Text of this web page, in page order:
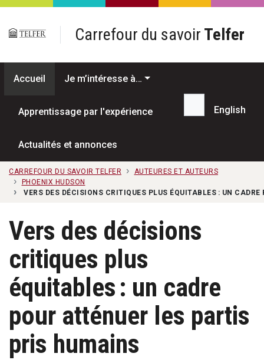
Passer au contenu principal
Carrefour du savoir Telfer
Accueil Je m’intéresse à…
Apprentissage par l'expérience
Actualités et annonces
Recherche...
English
CARREFOUR DU SAVOIR TELFER
AUTEURES ET AUTEURS
PHOENIX HUDSON
VERS DES DÉCISIONS CRITIQUES PLUS ÉQUITABLES : UN
Vers des décisions
critiques plus
équitables : un cadre
pour atténuer les partis
pris humains